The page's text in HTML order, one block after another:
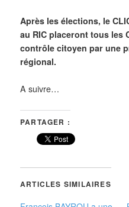
Après les élections, le
au RIC placeront tous les
contrôle citoyen par une
régional.
A suivre…
PARTAGER :
ARTICLES SIMILAIRES